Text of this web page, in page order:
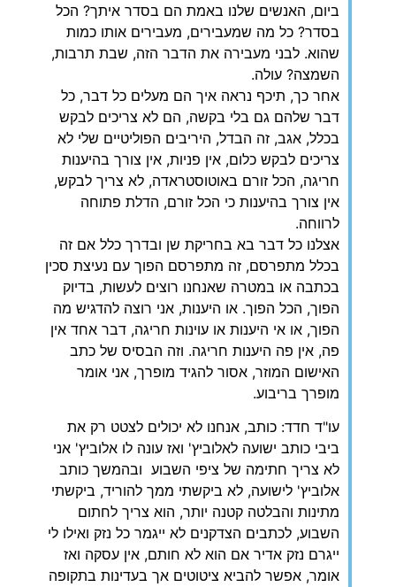
ביום, האנשים שלנו באמת הם בסדר איתך? הכל
בסדר? כל מה שמעבירים, מעבירים אותו כמות
שהוא. לבני מעבירה את הדבר הזה, שבת תרבות,
השמצה? עולה.
אחר כך, תיכף נראה איך הם מעלים כל דבר, כל
דבר שלהם גם בלי בקשה, הם לא צריכים לבקש
בכלל, אגב, זה הבדל, היריבים הפוליטיים שלי לא
צריכים לבקש כלום, אין פניות, אין צורך בהיענות
חריגה, הכל זורם באוטוסטראדה, לא צריך לבקש,
אין צורך בהיענות כי הכל זורם, הדלת פתוחה
לרווחה.
אצלנו כל דבר בא בחריקת שן ובדרך כלל אם זה
בכלל מתפרסם, זה מתפרסם הפוך עם נעיצת סכין
בכתבה או במטרה שאנחנו רוצים לעשות, בדיוק
הפוך, הכל הפוך. או היענות, אני רוצה להדגיש מה
הפוך, או אי היענות או עוינות חריגה, דבר אחד אין
פה, אין פה היענות חריגה. וזה הבסיס של כתב
האישום המוזר, אסור להגיד מופרך, אני אומר
מופרך בריבוע.
עו"ד חדד: כותב, אנחנו לא יכולים לצטט רק את
ביבי כותב ישועה לאלוביץ' ואז עונה לו אלוביץ' אני
לא צריך חתימה של ציפי השבוע ובהמשך כותב
אלוביץ' לישועה, לא ביקשתי ממך להוריד, ביקשתי
מתינות והבלטה קטנה יותר, הוא צריך לחתום
השבוע, לכתבים הצדקנים לא ייגמר כל נזק ואילו לי
ייגרם נזק אדיר אם הוא לא חותם, אין עסקה ואז
אומר, אפשר להביא ציטוטים אך בעדינות בתקופה